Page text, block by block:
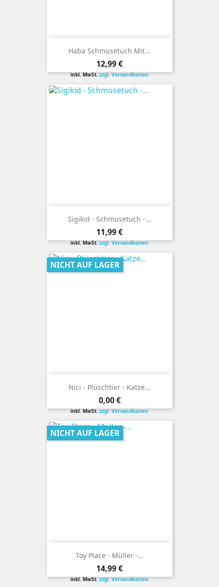
Haba Schmusetuch Mit...
Preis
12,99 €
inkl. MwSt.zzgl. Versandkosten
Sigikid - Schmusetuch -...
Preis
11,99 €
inkl. MwSt.zzgl. Versandkosten
Nici - Plüschtier - Katze...
Preis
0,00 €
inkl. MwSt.zzgl. Versandkosten
NICHT AUF LAGER
Toy Place - Müller -...
Preis
14,99 €
inkl. MwSt.zzgl. Versandkosten
NICHT AUF LAGER